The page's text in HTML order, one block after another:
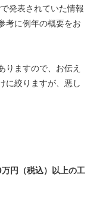
発表されていた情報
考に例年の概要をお
りますので、お伝え
に絞りますが、悪し
円（税込）以上の工